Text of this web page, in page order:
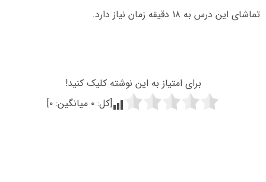
تماشای این درس به ۱۸ دقیقه زمان نیاز دارد.
برای امتیاز به این نوشته کلیک کنید!
[کل: ۰ میانگین: ۰]